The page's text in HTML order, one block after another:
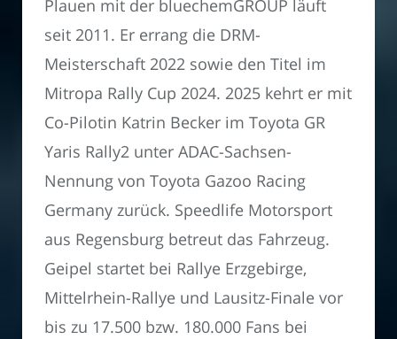
Plauen mit der bluechemGROUP läuft
seit 2011. Er errang die DRM-
Meisterschaft 2022 sowie den Titel im
Mitropa Rally Cup 2024. 2025 kehrt er mit
Co-Pilotin Katrin Becker im Toyota GR
Yaris Rally2 unter ADAC-Sachsen-
Nennung von Toyota Gazoo Racing
Germany zurück. Speedlife Motorsport
aus Regensburg betreut das Fahrzeug.
Geipel startet bei Rallye Erzgebirge,
Mittelrhein-Rallye und Lausitz-Finale vor
bis zu 17.500 bzw. 180.000 Fans bei